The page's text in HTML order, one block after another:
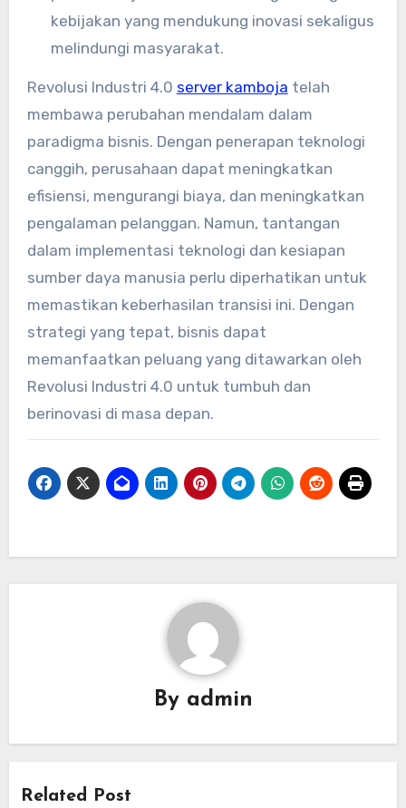
kebijakan yang mendukung inovasi sekaligus
melindungi masyarakat.
Revolusi Industri 4.0 server kamboja telah
membawa perubahan mendalam dalam
paradigma bisnis. Dengan penerapan teknologi
canggih, perusahaan dapat meningkatkan
efisiensi, mengurangi biaya, dan meningkatkan
pengalaman pelanggan. Namun, tantangan
dalam implementasi teknologi dan kesiapan
sumber daya manusia perlu diperhatikan untuk
memastikan keberhasilan transisi ini. Dengan
strategi yang tepat, bisnis dapat
memanfaatkan peluang yang ditawarkan oleh
Revolusi Industri 4.0 untuk tumbuh dan
berinovasi di masa depan.
By admin
Related Post